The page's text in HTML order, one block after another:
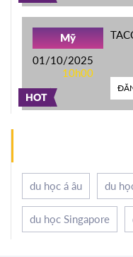
HOT
Mỹ
01/10/2025
10h00
du học á âu du
du học Singapore